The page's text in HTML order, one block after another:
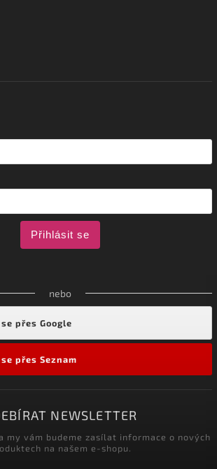
Přihlásit se
nebo
přes Google
přes Seznam
NEWSLETTER
my vám budeme zasílat informace o nových
na našem e-shopu.